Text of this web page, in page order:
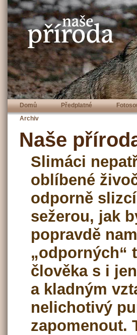
Domů Předplatné
Archiv
Naše
Slimáci
oblíbené
odporně
sežerou, jak
popravdě
„odporných“
člověka s i
a kladným
nelichotivý
zapomenout.